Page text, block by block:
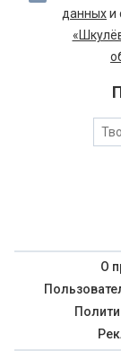
данныхи
О